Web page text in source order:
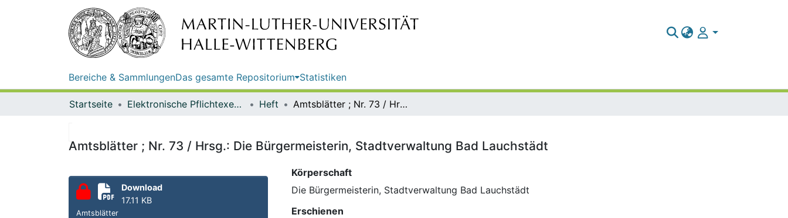
Bereiche & SammlungenDas gesamte Repositorium Statistiken
Startseite Elektronische Pflichtexemplare Heft Amtsblätter ; Nr. 73 / Hrsg.: Die Bürgermeisterin, Stadtverwaltung Bad Lauchstädt
Amtsblätter ; Nr. 73 / Hrsg.: Die Bürgermeisterin, Stadtverwaltung Bad Lauchstädt
Download
17.11 KB
Amtsblätter
Körperschaft
Die Bürgermeisterin, Stadtverwaltung Bad Lauchstädt
Erschienen